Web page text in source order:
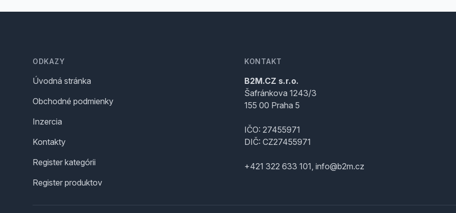
ODKAZY
Úvodná stránka
Obchodné podmienky
Inzercia
Kontakty
Register kategórii
Register produktov
KONTAKT
B2M.CZ s.r.o.
Šafránkova 1243/3
155 00 Praha 5
IČO: 27455971
DIČ: CZ27455971
+421 322 633 101, info@b2m.cz